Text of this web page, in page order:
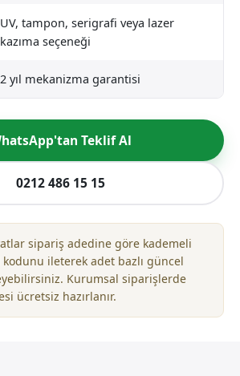
UV, tampon, serigrafi veya lazer
kazıma seçeneği
2 yıl mekanizma garantisi
Teklif Al
0212 486 15 15
sipariş adedine göre kademeli
ileterek adet bazlı güncel
Kurumsal siparişlerde
ücretsiz hazırlanır.